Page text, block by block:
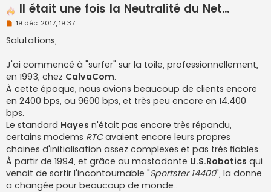
Il était une fois la Neutralité du Net...
M
s
s
g
e
n
o
n
l
19 déc. 2017, 19:37
Salutations,
J'ai commencé à "surfer" sur la toile, professionnellement,
en 1993, chez CalvaCom.
À cette époque, nous avions beaucoup de clients encore
en 2400 bps, ou 9600 bps, et très peu encore en 14.400
bps.
Le standard Hayes n'était pas encore très répandu,
certains modems RTCavaient encore leurs propres
chaines d'initialisation assez complexes et pas très fiables.
À partir de 1994, et grâce au mastodonte U.S.Robotics qui
venait de sortir l'incontournable "Sportster 14400", la donne
a changée pour beaucoup de monde...